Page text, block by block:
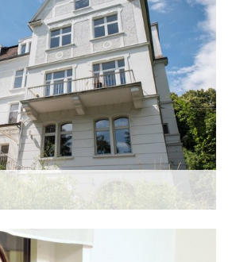
befindet sich in
Rheinland- Pfalz. Remagen ist eine